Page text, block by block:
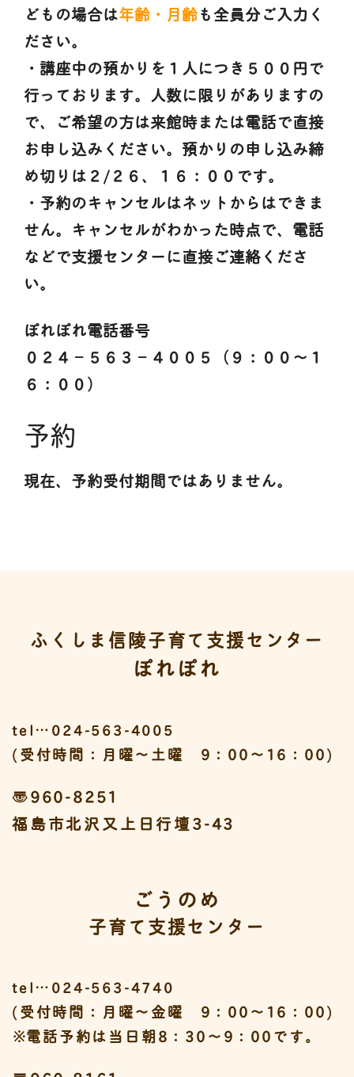
どもの場合は年齢・月齢も全員分ご入力く
ださい。
・講座中の預かりを１人につき５００円で
行っております。人数に限りがありますの
で、ご希望の方は来館時または電話で直接
お申し込みください。預かりの申し込み締
め切りは２/２６、１６：００です。
・予約のキャンセルはネットからはできま
せん。キャンセルがわかった時点で、電話
などで支援センターに直接ご連絡くださ
い。
ぽれぽれ電話番号
０２４－５６３－４００５（９：００～１
６：００）
予約
現在、予約受付期間ではありません。
ふくしま信陵子育て支援センター
ぽれぽれ
tel…024-563-4005
(受付時間：月曜～土曜 9：00～16：00)
〒960-8251
福島市北沢又上日行壇3-43
ごうのめ
子育て支援センター
tel…024-563-4740
(受付時間：月曜～金曜 9：00～16：00)
※電話予約は当日朝8：30～9：00です。